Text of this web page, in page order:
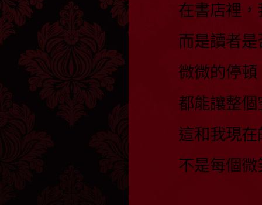
在書店裡
而是讀者
微微的停
都能讓整
這和我現
不是每個